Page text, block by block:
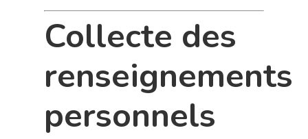
Collecte des
renseignements
personnels